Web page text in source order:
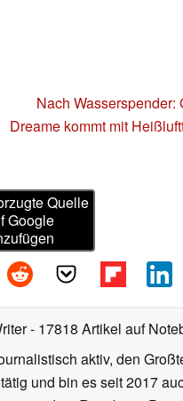
Nach Wasserspender:
Dreame kommt mit
Quelle
Google
- 17818 Artikel auf
aktiv, den
und bin es seit 2017